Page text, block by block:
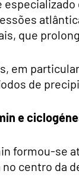
que
em
de
e
formou-se
centro da